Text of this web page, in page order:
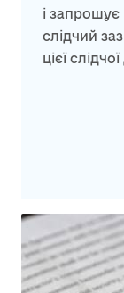
і запрошує
слідчий
цієї слідчої